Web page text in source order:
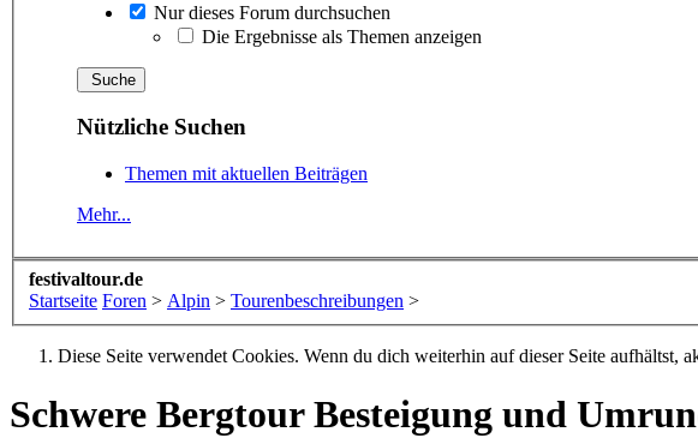
Nur dieses Forum durchsuchen
Die Ergebnisse als Themen anzeigen
Nützliche Suchen
Themen mit aktuellen Beiträgen
Mehr...
festivaltour.de
Startseite Foren > Alpin > Tourenbeschreibungen >
Diese Seite verwendet Cookies. Wenn du dich weiterhin auf dieser Seite aufhältst,
Schwere BergtourBesteigung und